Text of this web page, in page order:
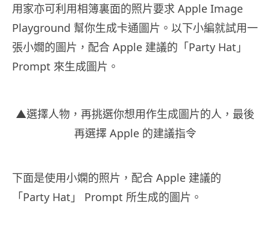
用家亦可利用相簿裏面的照片要求 Apple Image
Playground 幫你生成卡通圖片。以下小編就試用一
張小嫺的圖片，配合 Apple 建議的「Party Hat」
Prompt 來生成圖片。
▲選擇人物，再挑選你想用作生成圖片的人，最後
再選擇 Apple 的建議指令
下面是使用小嫻的照片，配合 Apple 建議的
「Party Hat」 Prompt 所生成的圖片。